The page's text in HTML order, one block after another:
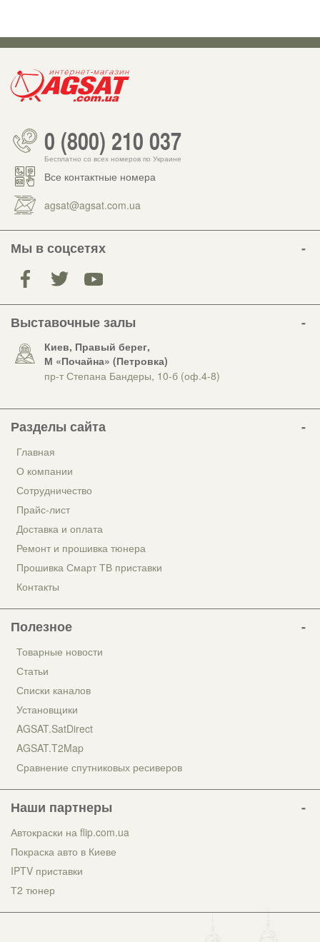
0 (800) 210 037
Бесплатно со всех номеров по Украине
Все контактные номера
agsat@agsat.com.ua
Мы в соцсетях
Выставочные залы
Киев, Правый берег,
М «Почайна» (Петровка)
пр-т Степана Бандеры, 10-б (оф.4-8)
Разделы сайта
Главная
О компании
Сотрудничество
Прайс-лист
Доставка и оплата
Ремонт и прошивка тюнера
Прошивка Смарт ТВ приставки
Контакты
Полезное
Товарные новости
Статьи
Списки каналов
Установщики
AGSAT.SatDirect
AGSAT.T2Map
Сравнение спутниковых ресиверов
Наши партнеры
Автокраски на flip.com.ua
Покраска авто в Киеве
IPTV приставки
Т2 тюнер